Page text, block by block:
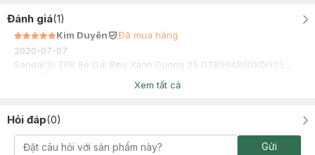
Đánh giá(1)
Kim Duyên
Đã mua hàng
2020-07-07
Sandal Si TPR Bé Gái Bitis Xanh Dương 25 DTB064800XDG25 ,
Xem tất cả
Hỏi đáp(0)
Gửi